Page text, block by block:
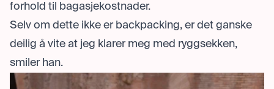
forhold til bagasjekostnader.
Selv om dette ikke er backpacking, er det ganske
deilig å vite at jeg klarer meg med ryggsekken,
smiler han.